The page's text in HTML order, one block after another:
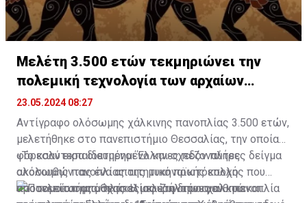
Μελέτη 3.500 ετών τεκμηριώνει την
πολεμική τεχνολογία των αρχαίων
Ελλήνων
23.05.2024 08:27
Αντίγραφο ολόσωμης χάλκινης πανοπλίας 3.500 ετών,
μελετήθηκε στο πανεπιστήμιο Θεσσαλίας, την οποίαν
φόρεσαν εκπαιδευμένοι Έλληνες πεζοναύτες
ακολουθώντας ένα απαιτητικό πρωτόκολλο
προσομοίωσης μάχης. Η μελέτη δημοσιεύθηκε
«Το καλύτερα διατηρημένο και σχεδόν πλήρες δείγμα
ολόσωμης πανοπλίας της μυκηναϊκής εποχής που
αποτελείται από πλάκες σφυρήλατου χαλκού και